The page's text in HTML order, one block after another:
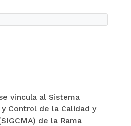
vincula al Sistema
Control de la Calidad y
de la Rama